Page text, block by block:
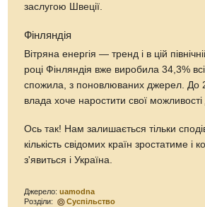
заслугою Швеції.
Фінляндія
Вітряна енергія — тренд і в цій
році Фінляндія вже виробила 34,3%
спожила, з поновлюваних джерел. До
влада хоче наростити свої можливості
Ось так! Нам залишається тільки
кількість свідомих країн зростатиме і
з'явиться і Україна.
Джерело:uamodna
Розділи:
Суспільство